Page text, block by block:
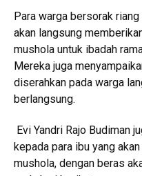
Para warga bersorak
akan langsung
mushola untuk ibadah
Mereka juga
diserahkan pada warga
berlangsung.
Evi Yandri Rajo Budiman
kepada para ibu yang
mushola, dengan beras